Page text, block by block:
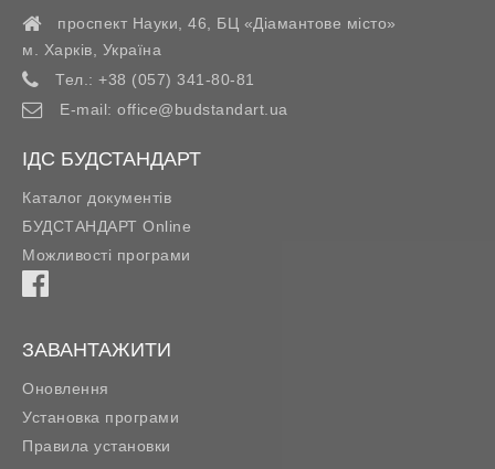
проспект Науки, 46, БЦ «Діамантове місто»
м. Харків
Україна
Тел.: +38 (057) 341-80-81
E-mail: office@budstandart.ua
ІДС БУДСТАНДАРТ
Каталог документів
БУДСТАНДАРТ Online
Можливості програми
ЗАВАНТАЖИТИ
Оновлення
Установка програми
Правила установки